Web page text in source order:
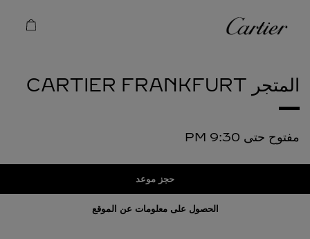
كارتييه
المتجر CARTIER FRANKFURT
مفتوح حتى 9:30 PM
حجز موعد
الحصول على معلومات عن الموقع